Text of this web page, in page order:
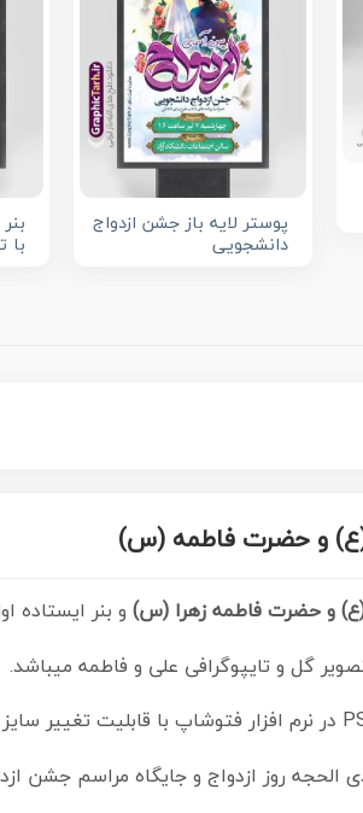
پوستر لایه باز جشن ازدواج
دانشجویی
با
(ع) و حضرت فاطمه (س)
(ع) و حضرت فاطمه زهرا (س) و بنر ایستاده
گل و تایپوگرافی علی و فاطمه میباشد.
جایگاه مراسم جشن